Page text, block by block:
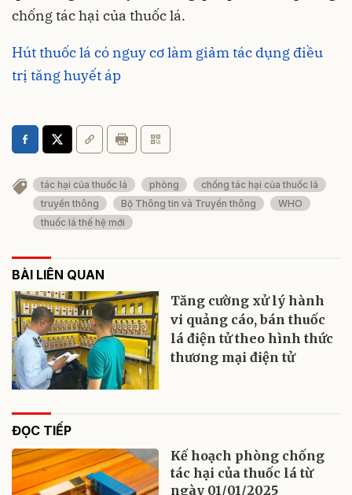
chống tác hại của thuốc lá.
Hút thuốc lá có nguy cơ làm giảm tác dụng điều
trị tăng huyết áp
tác hại của thuốc lá phòng
chống tác hại của thuốc lá
truyền thông
Bộ Thông tin và Truyền thông
WHO
thuốc lá thế hệ mới
BÀI LIÊN QUAN
Tăng cường xử lý hành
vi quảng cáo, bán thuốc
lá điện tử theo hình thức
thương mại điện tử
ĐỌC TIẾP
Kế hoạch phòng chống
tác hại của thuốc lá từ
ngày 01/01/2025